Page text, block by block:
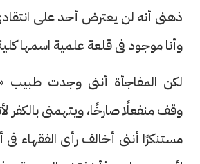
ذهنى أنه لن يعترض أحد على
وأنا موجود فى قلعة علمية اسمها
لكن المفاجأة أننى وجدت طبيب
وقف منفعلًا صارخًا، ويتهمنى بالكفر
مستنكرًا أننى أخالف رأى الفقهاء